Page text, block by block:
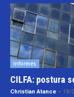
Informes
CILFA: postura
Christian Atance - 18/